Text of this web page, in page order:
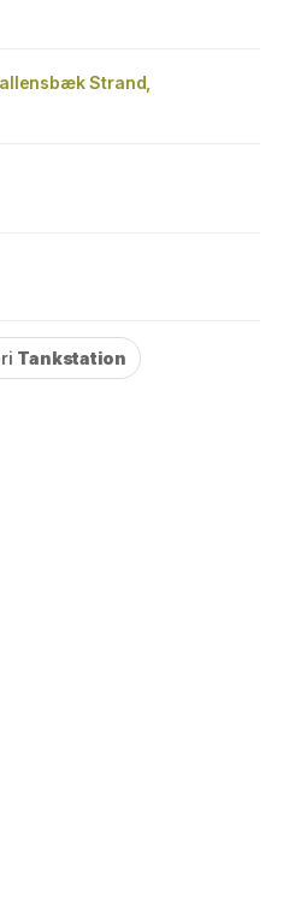
Strand,
Tankstation